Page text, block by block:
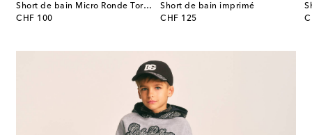
Short de bain Micro Ronde Tortues
CHF 100
original price
Short de bain imprimé
CHF 125
original price